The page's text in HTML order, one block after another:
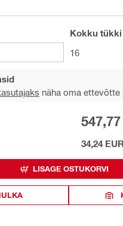
Kokku tükki
16
näha oma ettevõtte
34,24 EUR
LISAGE OSTUKORVI